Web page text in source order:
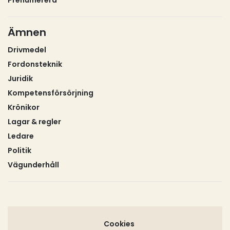
är ett transport- och maskinföretag med bas i
Trestad/Tvåstadsregionen. Bolaget ägs av drygt 70
Centralen erbjuder tjänster inom bygg och
anläggning, distribution och fjärr, lager,
entreprenadmaskiner samt sug- och spoltjänster.
Ämnen
Drivmedel
Fordonsteknik
Juridik
Kompetensförsörjning
Krönikor
Lagar & regler
Ledare
Politik
Vägunderhåll
Cookies